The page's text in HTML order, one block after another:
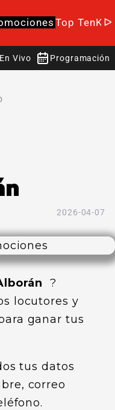
Top TenK-
En Vivo Programación
2026-04-07
?
locutores y
ganar tus
tus datos
correo